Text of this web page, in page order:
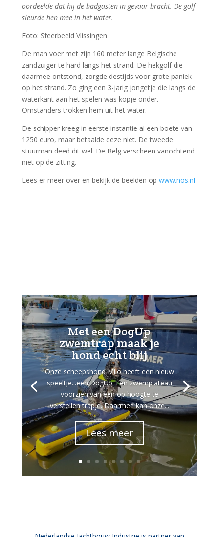
oordeelde dat hij de badgasten in gevaar bracht. De golf
sleurde hen mee in het water.
Foto: Sfeerbeeld Vlissingen
De man voer met zijn 160 meter lange Belgische
zandzuiger te hard langs het strand. De hekgolf die
daarmee ontstond, zorgde destijds voor grote paniek
op het strand. Zo ging een 3-jarig jongetje die langs de
waterkant aan het spelen was kopje onder.
Omstanders trokken hem uit het water.
De schipper kreeg in eerste instantie al een boete van
1250 euro, maar betaalde deze niet. De tweede
stuurman deed dit wel. De Belg verscheen vanochtend
niet op de zitting.
Lees er meer over en bekijk de beelden op www.nos.nl
Met een DogUp
zwemtrap maak je
hond echt blij
Onze scheepshond Milo heeft een nieuw
speeltje...een DogUp. Een zwemplateau
voorzien van een op hoogte te
verstellen trapje. Daarmee kan onze...
Lees meer